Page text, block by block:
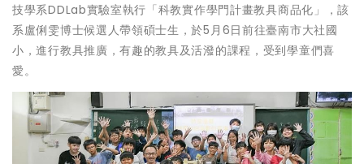
技學系DDLab實驗室執行「科教實作學門計畫教具商品化」，該
系盧俐雯博士候選人帶領碩士生，於5月6日前往臺南市大社國
小，進行教具推廣，有趣的教具及活潑的課程，受到學童們喜
愛。